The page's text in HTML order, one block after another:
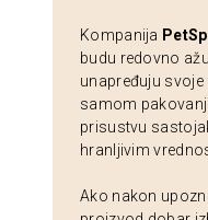
Kompanija
budu redovno
unapređuju
samom
prisustvu
hranljivim
Ako nakon